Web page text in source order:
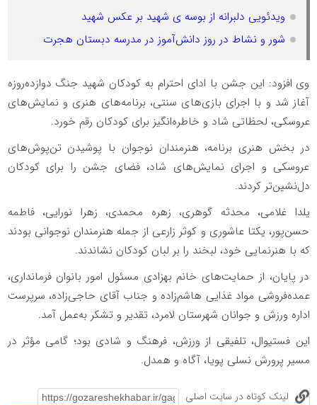
ویدئویی دلبرانه از بوسه ی شهید بر عکس شهید
شور و نشاط در روز دانش‌آموز در مدرسه‌ دبستان هجرت
وی افزود: این جشن با ادای احترام به کودکان شهید جنگ دوازده‌روزه
آغاز شد و با اجرای بازی‌های سنتی، برنامه‌های هنری و نمایش‌های
عروسکی، لحظاتی شاد و خاطره‌انگیز برای کودکان رقم خورد.
در بخش هنری برنامه، هنرمندان نوجوان با پوشیدن تن‌پوش‌های
عروسکی و اجرای نمایش‌های شاد، فضای جشن را برای کودکان
دل‌نشین‌تر کردند.
یلدا غلامی، محدثه گوهری، زهره محمدی، زهرا نورایی، فاطمه
حسن‌پور، یکتا عاشوری و کوثر زارعی از جمله هنرمندان نوجوانی بودند
که با هنرنمایی خود، لبخند را بر لبان کودکان نشاندند.
در پایان، از حمایت‌های خانم بهزادی مسئول امور بانوان فرمانداری،
عمده‌فروشی مواد غذایی هاشم‌زاده و جناب آقای حاجی‌زاده، سرپرست
اداره ورزش و جوانان شهرستان لامرد، تقدیر و تشکر به‌عمل آمد.
این فستیوال، تلفیقی از ورزش، فرهنگ و شادی بود؛ گامی مؤثر در
مسیر پرورش نسلی پویا، آگاه و همدل.
لینک کوتاه در سایت اصلی